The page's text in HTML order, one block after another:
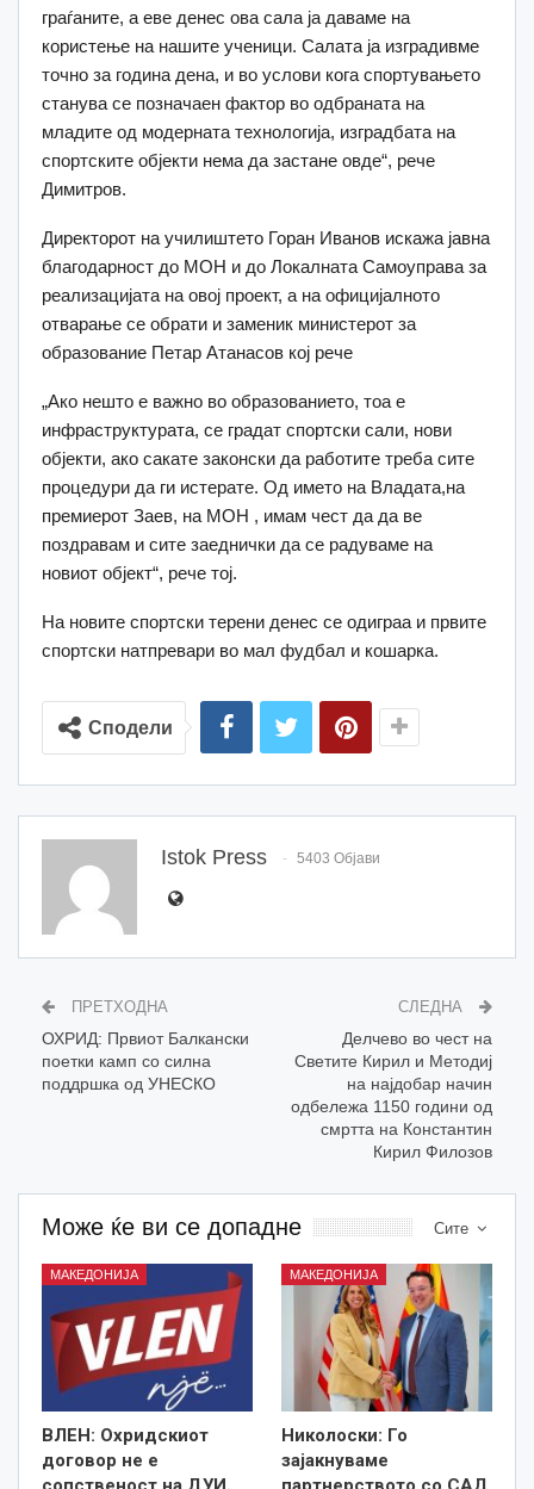
граѓаните, а еве денес ова сала ја даваме на
користење на нашите ученици. Салата ја изградивме
точно за година дена, и во услови кога спортувањето
станува се позначаен фактор во одбраната на
младите од модерната технологија, изградбата на
спортските објекти нема да застане овде“, рече
Димитров.
Директорот на училиштето Горан Иванов искажа јавна
благодарност до МОН и до Локалната Самоуправа за
реализацијата на овој проект, а на официјалното
отварање се обрати и заменик министерот за
образование Петар Атанасов кој рече
„Ако нешто е важно во образованието, тоа е
инфраструктурата, се градат спортски сали, нови
објекти, ако сакате законски да работите треба сите
процедури да ги истерате. Од името на Владата,на
премиерот Заев, на МОН , имам чест да да ве
поздравам и сите заеднички да се радуваме на
новиот објект“, рече тој.
На новите спортски терени денес се одиграа и првите
спортски натпревари во мал фудбал и кошарка.
Сподели
Istok Press 5403 Објави
ПРЕТХОДНА
ОХРИД: Првиот Балкански
поетки камп со силна
поддршка од УНЕСКО
СЛЕДНА
Делчево во чест на
Светите Кирил и Методиј
на најдобар начин
одбележа 1150 години од
смртта на Константин
Кирил Филозов
Сите
Може ќе ви се допадне
МАКЕДОНИЈА
ВЛЕН: Охридскиот
договор не е
МАКЕДОНИЈА
Николоски: Го
зајакнуваме